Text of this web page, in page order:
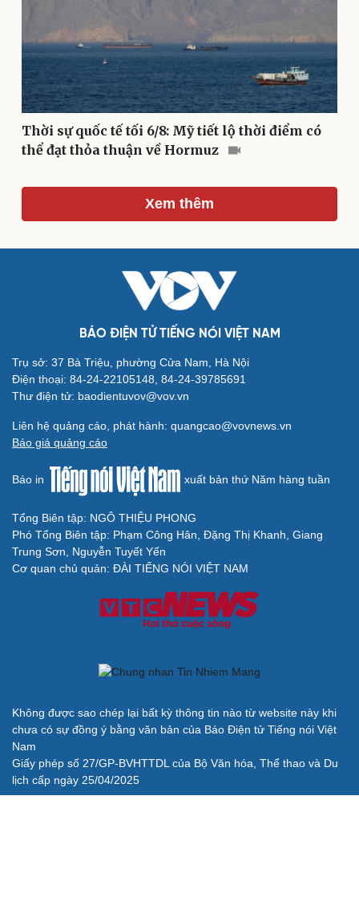
Săn Tour
Podcast
Đọc truyện đêm khuya
Kể chuyện cho bé
Hạt giống tâm hồn
Cải chính
Thời sự quốc tế tối 6/8: Mỹ tiết lộ thời điểm có
thể đạt thỏa thuận về Hormuz
Xem thêm
BÁO ĐIỆN TỬ TIẾNG NÓI VIỆT NAM
Trụ sở: 37 Bà Triệu, phường Cửa Nam, Hà Nội
Điện thoại: 84-24-22105148, 84-24-39785691
Thư điện tử: baodientuvov@vov.vn
Liên hệ quảng cáo, phát hành: quangcao@vovnews.vn
Báo giá quảng cáo
Báo in xuất bản thứ Năm hàng tuần
Tổng Biên tập: NGÔ THIỆU PHONG
Phó Tổng Biên tập: Phạm Công Hân, Đặng Thị Khanh, Giang
Trung Sơn, Nguyễn Tuyết Yến
Cơ quan chủ quản: ĐÀI TIẾNG NÓI VIỆT NAM
Không được sao chép lại bất kỳ thông tin nào từ website này khi
chưa có sự đồng ý bằng văn bản của Báo Điện tử Tiếng nói Việt
Nam
Giấy phép số 27/GP-BVHTTDL của Bộ Văn hóa, Thể thao và Du
lịch cấp ngày 25/04/2025